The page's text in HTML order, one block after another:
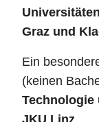
Graz und
Ein
(keinen
Technologie